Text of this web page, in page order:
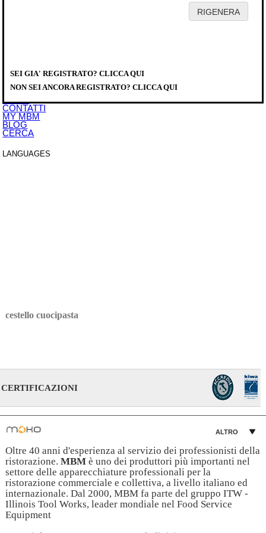
SERVICE
DOWNLOAD
EVENTI
NEWS
CONTATTI
MY MBM
BLOG
CERCA
LANGUAGES
SEI GIA' REGISTRATO? CLICCA QUI
NON SEI ANCORA REGISTRATO? CLICCA QUI
PRODOTTI >
B800004
cestello cuocipasta
CERTIFICAZIONI
ALTRO
Oltre 40 anni d'esperienza al servizio dei professionisti della
ristorazione. MBMè uno dei produttori più importanti nel
settore delle apparecchiature professionali per la
ristorazione commerciale e collettiva, a livello italiano ed
internazionale. Dal 2000, MBM fa parte del gruppo ITW -
Illinois Tool Works, leader mondiale nel Food Service
Equipment